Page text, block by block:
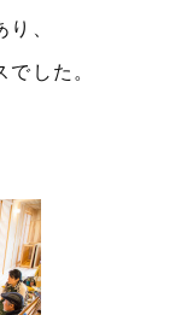
、
した。